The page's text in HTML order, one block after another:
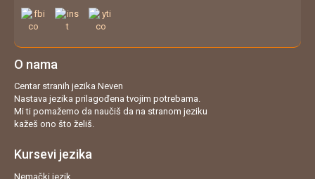
O nama
Centar stranih jezika Neven
Nastava jezika prilagođena tvojim potrebama.
Mi ti pomažemo da naučiš da na stranom jeziku
kažeš ono što želiš.
Kursevi jezika
Nemački jezik